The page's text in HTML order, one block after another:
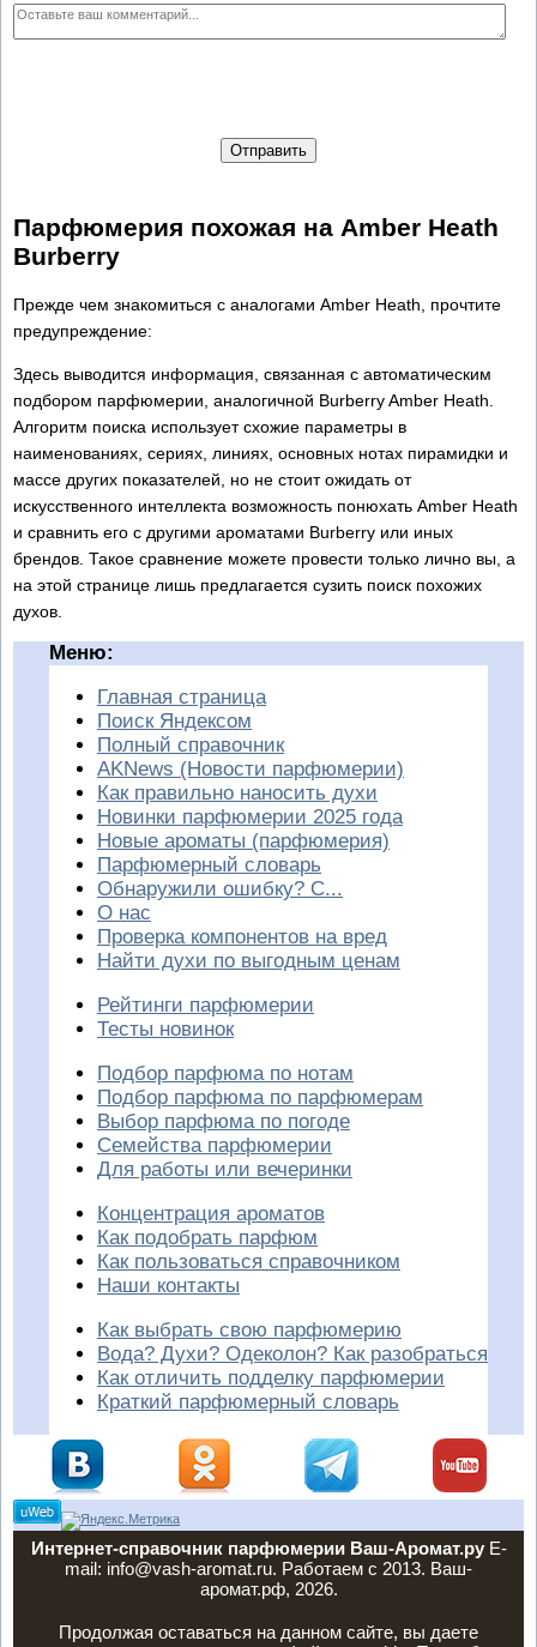
Отправить
Парфюмерия похожая на Amber Heath
Burberry
Прежде чем знакомиться с аналогами Amber Heath, прочтите
предупреждение:
Здесь выводится информация, связанная с автоматическим
подбором парфюмерии, аналогичной Burberry Amber Heath.
Алгоритм поиска использует схожие параметры в
наименованиях, сериях, линиях, основных нотах пирамидки и
массе других показателей, но не стоит ожидать от
искусственного интеллекта возможность понюхать Amber Heath
и сравнить его с другими ароматами Burberry или иных
брендов. Такое сравнение можете провести только лично вы, а
на этой странице лишь предлагается сузить поиск похожих
духов.
Меню:
Главная страница
Поиск Яндексом
Полный справочник
AKNews (Новости парфюмерии)
Как правильно наносить духи
Новинки парфюмерии 2025 года
Новые ароматы (парфюмерия)
Парфюмерный словарь
Обнаружили ошибку? С...
О нас
Проверка компонентов на вред
Найти духи по выгодным ценам
Рейтинги парфюмерии
Тесты новинок
Подбор парфюма по нотам
Подбор парфюма по парфюмерам
Выбор парфюма по погоде
Семейства парфюмерии
Для работы или вечеринки
Концентрация ароматов
Как подобрать парфюм
Как пользоваться справочником
Наши контакты
Как выбрать свою парфюмерию
Вода? Духи? Одеколон? Как разобраться
Как отличить подделку парфюмерии
Краткий парфюмерный словарь
Интернет-справочник парфюмерии Ваш-Аромат.руE-
mail: info@vash-aromat.ru. Работаем с 2013. Ваш-
аромат.рф, 2026.
Продолжая оставаться на данном сайте, вы даете